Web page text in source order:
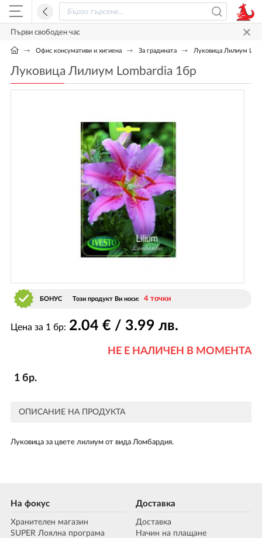
Първи свободен час
Офис консумативи и хигиена За градината Луковица Лилиум
Луковица Лилиум Lombardia 1бр
БОНУС Този продукт Ви носи: 4 точки
Цена за 1 бр: 2.04 € / 3.99 лв.
НЕ Е НАЛИЧЕН В МОМЕНТА
1 бр.
ОПИСАНИЕ НА ПРОДУКТА
Луковица за цвете лилиум от вида Ломбардия.
На фокус
Хранителен магазин
SUPER Лоялна програма
Доставка
Доставка
Начин на плащане